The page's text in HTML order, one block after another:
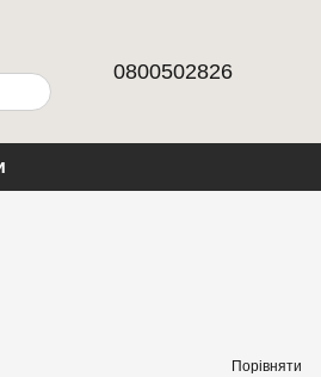
0800502826
Порівняти